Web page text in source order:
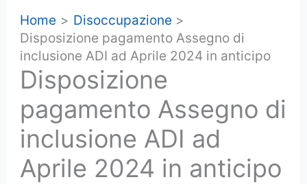
Home
Disoccupazione
Disposizione pagamento Assegno di
inclusione ADI ad Aprile 2024 in anticipo
Disposizione
pagamento Assegno di
inclusione ADI ad
Aprile 2024 in anticipo